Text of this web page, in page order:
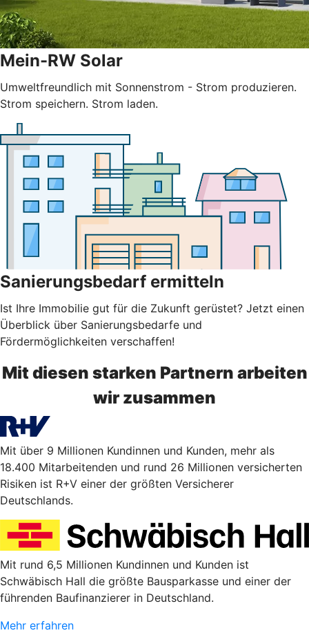
Mein-RW Solar
Umweltfreundlich mit Sonnenstrom - Strom produzieren.
Strom speichern. Strom laden.
Sanierungsbedarf ermitteln
Ist Ihre Immobilie gut für die Zukunft gerüstet? Jetzt einen
Überblick über Sanierungsbedarfe und
Fördermöglichkeiten verschaffen!
Mit diesen starken Partnern arbeiten
wir zusammen
Mit über 9 Millionen Kundinnen und Kunden, mehr als
18.400 Mitarbeitenden und rund 26 Millionen versicherten
Risiken ist R+V einer der größten Versicherer
Deutschlands.
Mit rund 6,5 Millionen Kundinnen und Kunden ist
Schwäbisch Hall die größte Bausparkasse und einer der
führenden Baufinanzierer in Deutschland.
Mehr erfahren